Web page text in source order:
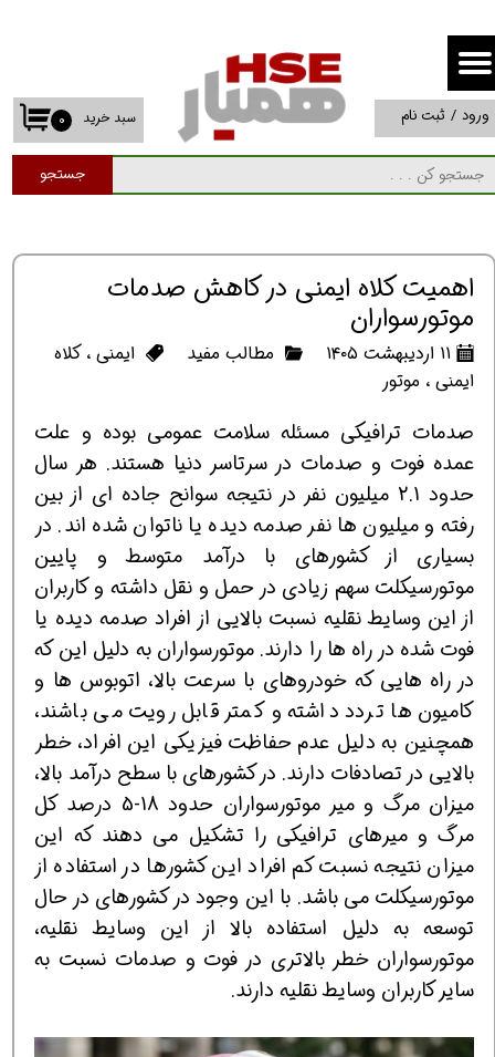
جستجو
۰ سبد خرید ورود / ثبت نام
حساب کاربری من
تغییر گذر واژه
سفارشات
اهمیت کلاه ایمنی در کاهش صدمات
موتورسواران
۱۱ اردیبهشت ۱۴۰۵ مطالب مفید ایمنی، کلاه
ایمنی، موتور
صدمات ترافیکی مسئله سلامت عمومی بوده و علت
عمده فوت و صدمات در سرتاسر دنیا هستند. هر سال
حدود 2.1 میلیون نفر در نتیجه سوانح جاده ای از بین
رفته و میلیون ها نفر صدمه دیده یا ناتوان شده اند. در
بسیاری از کشورهای با درآمد متوسط و پایین
موتورسیکلت سهم زیادی در حمل و نقل داشته و کاربران
از این وسایط نقلیه نسبت بالایی از افراد صدمه دیده یا
فوت شده در راه ها را دارند. موتورسواران به دلیل این که
در راه هایی که خودروهای با سرعت بالا، اتوبوس ها و
کامیون ها تردد داشته و کمتر قابل رویت می باشند،
همچنین به دلیل عدم حفاظت فیزیکی این افراد، خطر
بالایی در تصادفات دارند. در کشورهای با سطح درآمد بالا،
میزان مرگ و میر موتورسواران حدود 18-5 درصد کل
مرگ و میرهای ترافیکی را تشکیل می دهند که این
میزان نتیجه نسبت کم افراد این کشورها در استفاده از
موتورسیکلت می باشد. با این وجود در کشورهای در حال
توسعه به دلیل استفاده بالا از این وسایط نقلیه،
موتورسواران خطر بالاتری در فوت و صدمات نسبت به
سایر کاربران وسایط نقلیه دارند.